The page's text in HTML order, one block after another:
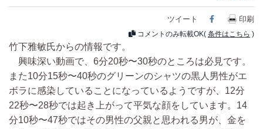
ツイート Facebook
印刷
コメントのみ転載OK( 条件はこちら )
竹下雅敏氏からの情報です。
興味深い動画で、6分20秒〜30秒のところは必見です。
また10分15秒〜40秒のグリーンのシャツの黒人男性がエ
ボラに感染していることになっているようですが、12分
22秒〜28秒では起き上がって平気な顔をしています。14
分10秒〜47秒ではその男性の父親と思われる男が、金を